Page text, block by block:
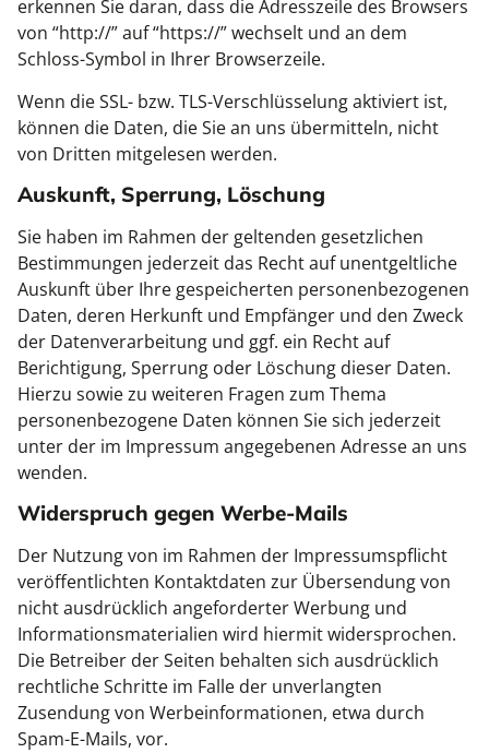
erkennen Sie daran, dass die Adresszeile des Browsers
von “http://” auf “https://” wechselt und an dem
Schloss-Symbol in Ihrer Browserzeile.
Wenn die SSL- bzw. TLS-Verschlüsselung aktiviert ist,
können die Daten, die Sie an uns übermitteln, nicht
von Dritten mitgelesen werden.
Auskunft, Sperrung, Löschung
Sie haben im Rahmen der geltenden gesetzlichen
Bestimmungen jederzeit das Recht auf unentgeltliche
Auskunft über Ihre gespeicherten personenbezogenen
Daten, deren Herkunft und Empfänger und den Zweck
der Datenverarbeitung und ggf. ein Recht auf
Berichtigung, Sperrung oder Löschung dieser Daten.
Hierzu sowie zu weiteren Fragen zum Thema
personenbezogene Daten können Sie sich jederzeit
unter der im Impressum angegebenen Adresse an uns
wenden.
Widerspruch gegen Werbe-Mails
Der Nutzung von im Rahmen der Impressumspflicht
veröffentlichten Kontaktdaten zur Übersendung von
nicht ausdrücklich angeforderter Werbung und
Informationsmaterialien wird hiermit widersprochen.
Die Betreiber der Seiten behalten sich ausdrücklich
rechtliche Schritte im Falle der unverlangten
Zusendung von Werbeinformationen, etwa durch
Spam-E-Mails, vor.